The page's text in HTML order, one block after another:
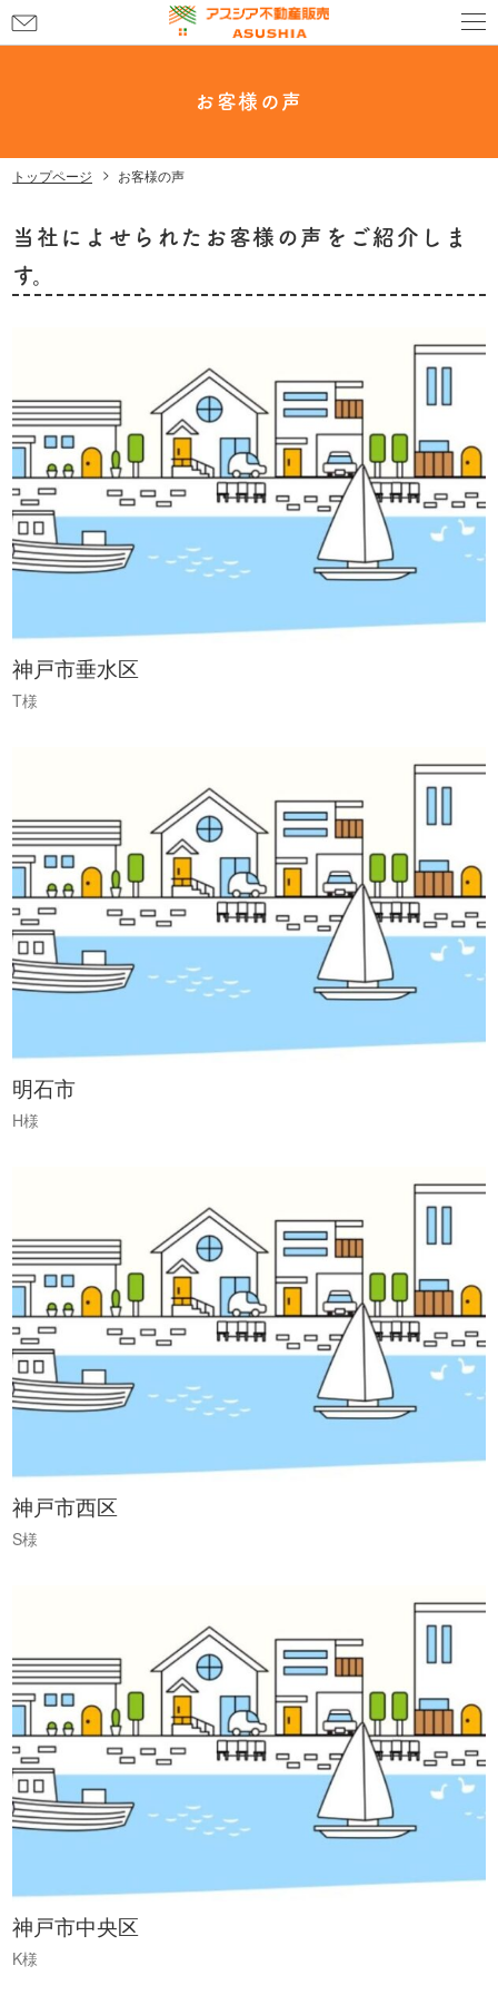
問
せ
お客様の声
トップページ お客様の声
当社によせられたお客様の声をご紹介しま
す。
神戸市垂水区
T様
明石市
H様
神戸市西区
S様
神戸市中央区
K様